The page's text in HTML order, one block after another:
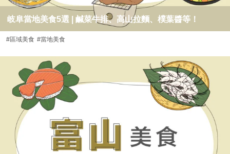
岐阜當地美食5選 | 鹹菜牛排、高山拉麵、樸葉醬等！
#區域美食 #當地美食